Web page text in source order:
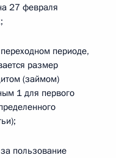
27 февраля
периоде,
размер
(займом)
1 для первого
пользование